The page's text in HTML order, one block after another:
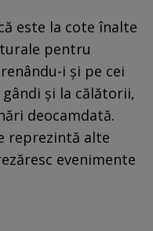
este la cote înalte
pentru
i și pe cei
și la călătorii,
deocamdată.
reprezintă alte
evenimente